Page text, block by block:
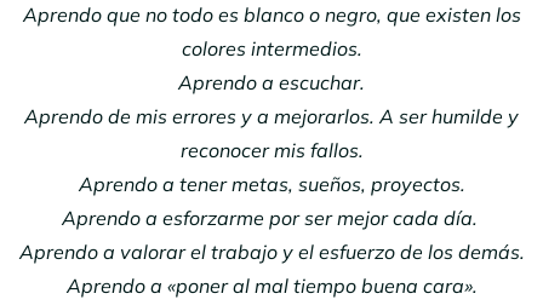
Aprendo que no todo es blanco o negro, que existen los
colores intermedios.
Aprendo a escuchar.
Aprendo de mis errores y a mejorarlos. A ser humilde y
reconocer mis fallos.
Aprendo a tener metas, sueños, proyectos.
Aprendo a esforzarme por ser mejor cada día.
Aprendo a valorar el trabajo y el esfuerzo de los demás.
Aprendo a «poner al mal tiempo buena cara».